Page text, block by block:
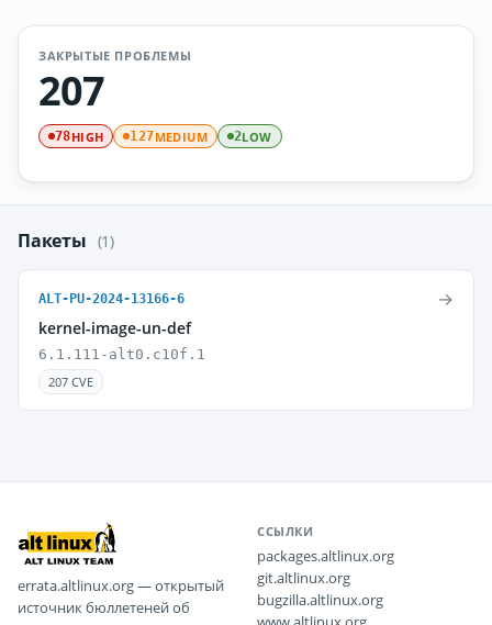
ЗАКРЫТЫЕ ПРОБЛЕМЫ
207
78HIGH 127MEDIUM 2LOW
Пакеты (1)
ALT-PU-2024-13166-6
kernel-image-un-def
6.1.111-alt0.c10f.1
207 CVE
→
errata.altlinux.org — открытый
источник бюллетеней об
ССЫЛКИ
packages.altlinux.org
git.altlinux.org
bugzilla.altlinux.org